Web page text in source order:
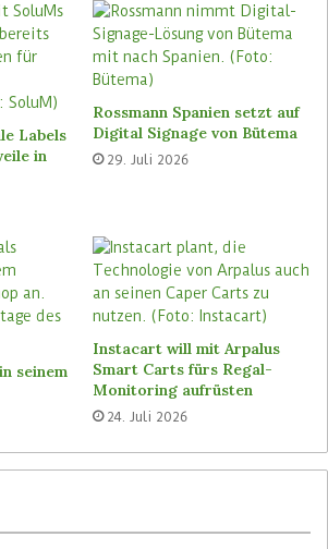
and CEO von Glory
ergänzt: „Die Übernahme von
nur unser derzeitiges
für den Einzelhandel erweitern,
jährlichen
durch das Software-as-a-
ausbauen.“
Galeria
Glory
Walgreens
Labels
in
Rossmann Spanien setzt auf
Digital Signage von Bütema
29. Juli 2026
seinem
Instacart will mit Arpalus
Smart Carts fürs Regal-
Monitoring aufrüsten
24. Juli 2026